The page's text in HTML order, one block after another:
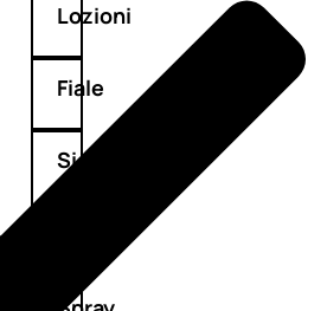
Lozioni
Fiale
Sieri
e